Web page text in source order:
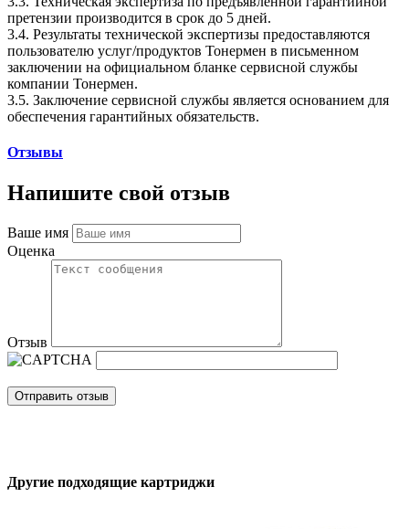
претензии производится в срок до 5 дней.
3.4. Результаты технической экспертизы предоставляются
пользователю услуг/продуктов Тонермен в письменном
заключении на официальном бланке сервисной службы
компании Тонермен.
3.5. Заключение сервисной службы является основанием для
обеспечения гарантийных обязательств.
Отзывы
Напишите свой отзыв
Ваше имя
Оценка
Отзыв
Отправить отзыв
Другие подходящие картриджи